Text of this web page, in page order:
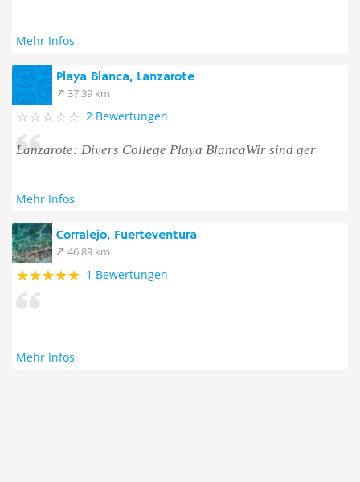
Mehr Infos
Playa Blanca, Lanzarote
37.39 km
2 Bewertungen
Lanzarote: Divers College Playa BlancaWir sind ger
Mehr Infos
Corralejo, Fuerteventura
46.89 km
1 Bewertungen
Mehr Infos